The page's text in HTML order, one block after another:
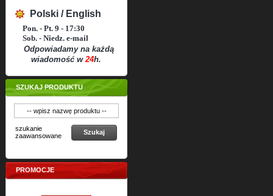
Polski / English
Pon. - Pt. 9 - 17:30
Sob. - Niedz. e-mail
Odpowiadamy na każdą
wiadomość w24h.
SZUKAJ PRODUKTU
szukanie
zaawansowane
Szukaj
PROMOCJE